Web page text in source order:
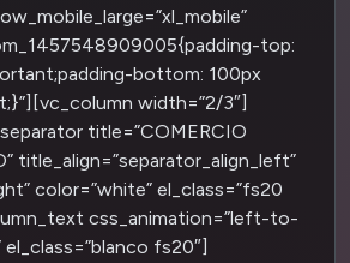
top:
bottom: 100px
width=”2/3″]
title=”COMERCIO
title_align=”separator_align_left”
color=”white” el_class=”fs20
css_animation=”left-to-
el_class=”blanco fs20″]